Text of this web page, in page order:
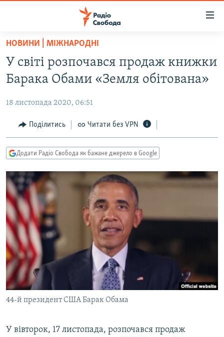
Перейти
основного
матеріалу
Перейти
до
навігації
Перейти
до
ВСЕ ЗА ДОБУ
СТАТТІ
ПОЛІТИКА
ЕКОНОМІКА
КУЛЬТУРА
СПОРТ
УКРАЇНА
СВІТ
ВІЙНА
РОСІЙСЬКА «ФІЛЬТРАЦІЯ»
КРИМ.РЕАЛІЇ
ТИ ЯК?
СХЕМИ
КИТАЙ.ВИКЛИКИ
МУЛЬТИМЕДІА
ФОТО
СПЕЦПРОЄКТИ
ПОДКАСТИ
РУС
НОВИНИ | МІЖНАРОДНІ
У світі розпочався продаж книжки
Барака Обами «Земля обітована»
18 листопада 2020, 06:51
Поділитись Читати без VPN
Додати Радіо Свобода як бажане джерело в Google
44-й президент США Барак Обама
У вівторок, 17 листопада, розпочався продаж